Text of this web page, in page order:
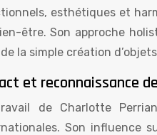
esthétiques et
être. Son approche
la simple création
et reconnaissance
de Charlotte
Son influence